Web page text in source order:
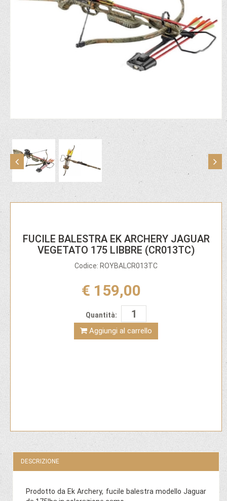
FUCILE BALESTRA EK ARCHERY JAGUAR
VEGETATO 175 LIBBRE (CR013TC)
Codice: ROYBALCR013TC
€ 159,00
Quantità:
Aggiungi al carrello
DESCRIZIONE
Prodotto da Ek Archery, fucile balestra modello Jaguar